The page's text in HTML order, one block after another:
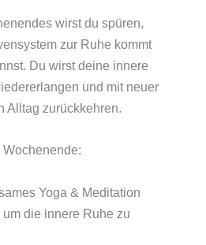
wirst du spüren,
zur Ruhe kommt
Du wirst deine innere
und mit neuer
Alltag zurückkehren.
Yoga & Meditation
die innere Ruhe zu